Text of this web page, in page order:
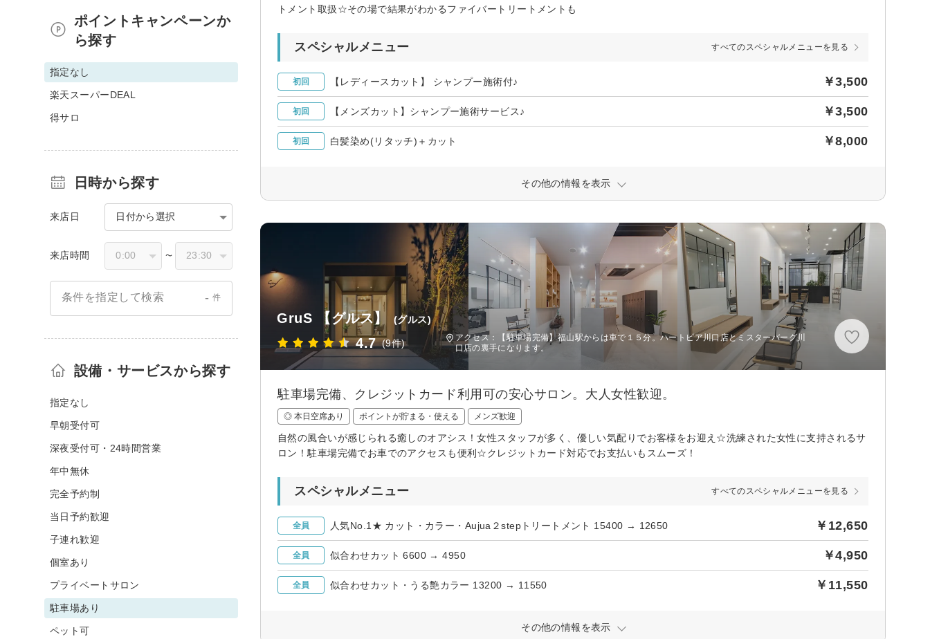
トメント取扱☆その場で結果がわかるファイバートリートメントも
スペシャルメニュー すべてのスペシャルメニューを見る
初回 【レディースカット】 シャンプー施術付♪ ￥3,500
初回 【メンズカット】シャンプー施術サービス♪ ￥3,500
初回 白髪染め(リタッチ)＋カット ￥8,000
その他の情報を表示
GruS 【グルス】 (グルス)
4.7 (9件)
アクセス：【駐車場完備】福山駅からは車で１５分。ハートピア川口店とミスターバーグ川
口店の裏手になります。
駐車場完備、クレジットカード利用可の安心サロン。大人女性歓迎。
◎ 本日空席あり ポイントが貯まる・使える メンズ歓迎
自然の風合いが感じられる癒しのオアシス！女性スタッフが多く、優しい気配りでお客様をお迎え☆洗練された女性に支持されるサ
ロン！駐車場完備でお車でのアクセスも便利☆クレジットカード対応でお支払いもスムーズ！
スペシャルメニュー すべてのスペシャルメニューを見る
全員 人気No.1★ カット・カラー・Aujua２stepトリートメント 15400 → 12650 ￥12,650
全員 似合わせカット 6600 → 4950 ￥4,950
全員 似合わせカット・うる艶カラー 13200 → 11550 ￥11,550
その他の情報を表示
ポイントキャンペーンか
ら探す
指定なし
楽天スーパーDEAL
得サロ
日時から探す
来店日 日付から選択
来店時間 〜
条件を指定して検索 - 件
設備・サービスから探す
指定なし
早朝受付可
深夜受付可・24時間営業
年中無休
完全予約制
当日予約歓迎
子連れ歓迎
個室あり
プライベートサロン
駐車場あり
ペット可